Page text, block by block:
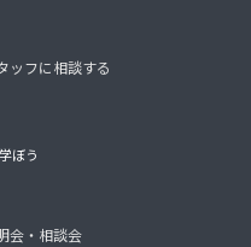
ッフに相談する
ぼう
会・相談会